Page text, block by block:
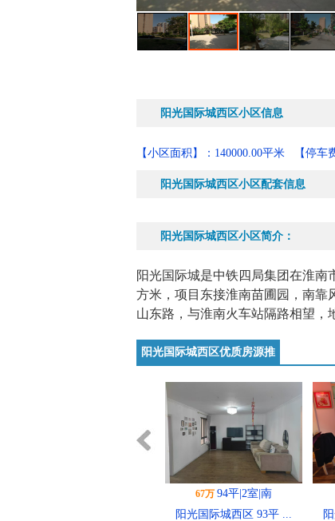
阳光国际城西区小区信息
【小区面积】：140000.00平米 【停车
阳光国际城西区小区配套信息
阳光国际城西区小区简介：
阳光国际城是中铁四局集团在淮南
方米，项目东接淮南苗圃园，南靠
山东路，与淮南火车站隔路相望，
阳光国际城西区优质房源推
70万 94平|2室|南
阳光国际城西区 93平 ...
阳